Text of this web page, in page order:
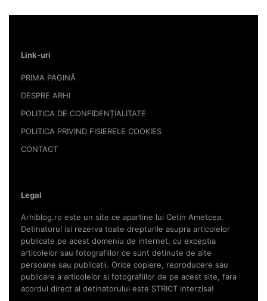
Link-uri
PRIMA PAGINĂ
DESPRE ARHI
POLITICA DE CONFIDENȚIALITATE
POLITICA PRIVIND FISIERELE COOKIES
CONTACT
Legal
Arhiblog.ro este un site ce apartine lui Cetin Ametcea.
Detinatorul isi rezerva toate drepturile asupra articolelor
publicate pe acest domeniu de internet, cu exceptia
articolelor sau fotografiilor ce sunt detinute de alte
persoane sau publicatii. Orice copiere, reproducere sau
publicare a articolelor si fotografiilor de pe acest site, fara
acordul direct al detinatorului este STRICT interzisa!